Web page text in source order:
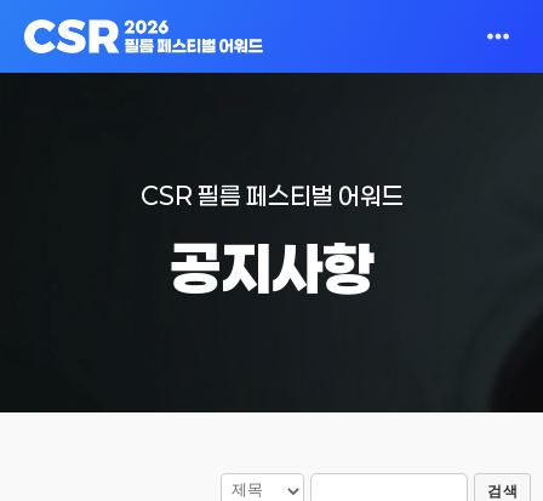
CSR 필름 페스티벌 어워드
공지사항
검색